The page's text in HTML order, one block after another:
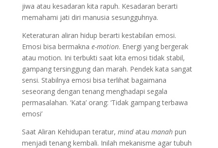
jiwa atau kesadaran kita rapuh. Kesadaran berarti
memahami jati diri manusia sesungguhnya.
Keteraturan aliran hidup berarti kestabilan emosi.
Emosi bisa bermakna e-motion. Energi yang bergerak
atau motion. Ini terbukti saat kita emosi tidak stabil,
gampang tersinggung dan marah. Pendek kata sangat
sensi. Stabilnya emosi bisa terlihat bagaimana
seseorang dengan tenang menghadapi segala
permasalahan. ‘Kata’ orang: ‘Tidak gampang terbawa
emosi’
Saat Aliran Kehidupan teratur, mind atau manahpun
menjadi tenang kembali. Inilah mekanisme agar tubuh